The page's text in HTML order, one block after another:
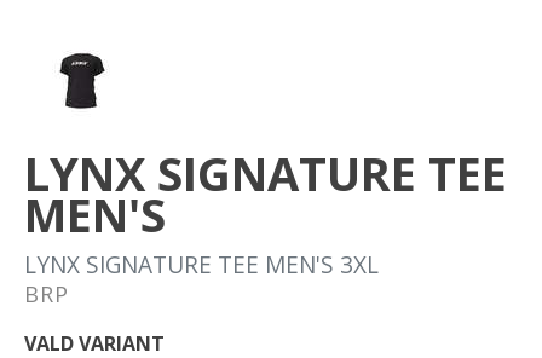
LYNX SIGNATURE TEE
MEN'S
LYNX SIGNATURE TEE MEN'S 3XL
BRP
VALD VARIANT